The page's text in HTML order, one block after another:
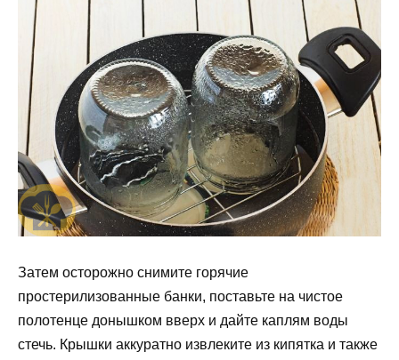
Затем осторожно снимите горячие
простерилизованные банки, поставьте на чистое
полотенце донышком вверх и дайте каплям воды
стечь. Крышки аккуратно извлеките из кипятка и также